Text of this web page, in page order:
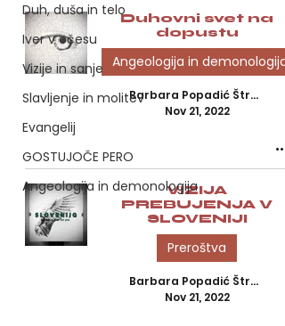
Duh, duša in telo
Iver v očesu
Vizije in sanje
Slavljenje in molitev
Evangelij
GOSTUJOČE PERO
Angeologija in demonologija
Duhovni svet na
dopustu
Angeologija in demonologija
Barbara Popadić Štravs, M.Sc.
Nov 21, 2022
VIZIJA
PREBUJENJA V
SLOVENIJI
Preroštva
Barbara Popadić Štravs, M.Sc.
Nov 21, 2022